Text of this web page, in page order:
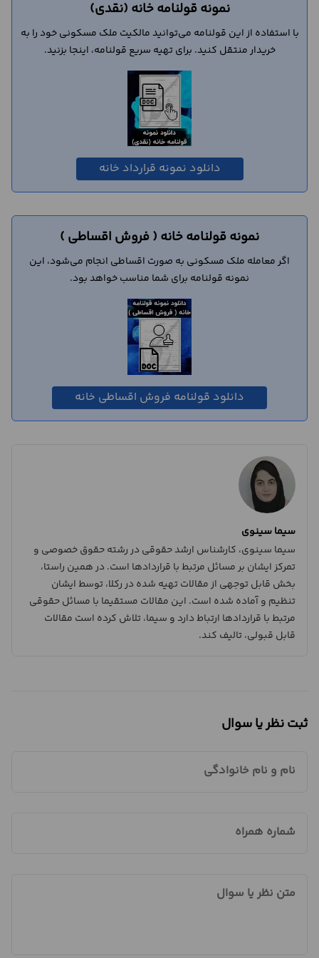
نمونه قولنامه خانه (نقدی)
با استفاده از این قولنامه می‌توانید مالکیت ملک مسکونی خود را به
خریدار منتقل کنید. برای تهیه سریع قولنامه، اینجا بزنید.
دانلود نمونه قرارداد خانه
نمونه قولنامه خانه ( فروش اقساطی )
اگر معامله ملک مسکونی به صورت اقساطی انجام می‌شود، این
نمونه قولنامه برای شما مناسب خواهد بود.
دانلود قولنامه فروش اقساطی خانه
سیما سینوی
سیما سینوی، کارشناس ارشد حقوقی در رشته حقوق خصوصی و
تمرکز ایشان بر مسائل مرتبط با قراردادها است. در همین راستا،
بخش قابل توجهی از مقالات تهیه شده در رکلا، توسط ایشان
تنظیم و آماده شده است. این مقالات مستقیما با مسائل حقوقی
مرتبط با قراردادها ارتباط دارد و سیما، تلاش کرده است مقالات
قابل قبولی، تالیف کند.
ثبت نظر یا سوال
نام و نام خانوادگی
شماره همراه
متن نظر یا سوال